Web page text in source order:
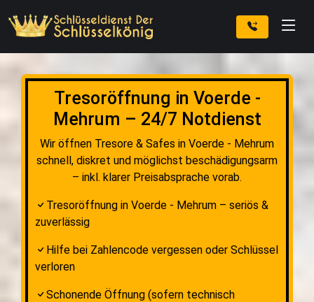
Tresoröffnung in Voerde -
Mehrum – 24/7 Notdienst
Wir öffnen Tresore & Safes in Voerde - Mehrum
schnell, diskret und möglichst beschädigungsarm
– inkl. klarer Preisabsprache vorab.
Tresoröffnung in Voerde - Mehrum – seriös &
zuverlässig
Hilfe bei Zahlencode vergessen oder Schlüssel
verloren
Schonende Öffnung (sofern technisch